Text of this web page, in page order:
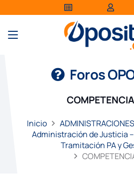
Foros
Inicio
Administración de Justicia
Tramitación PA y